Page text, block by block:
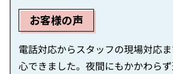
お客様の声
電話対応からスタッフの現場対応
心できました。夜間にもかかわら